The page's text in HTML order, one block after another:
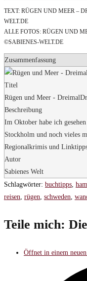
TEXT: RÜGEN UND MEER –
WELT.DE
ALLE FOTOS: RÜGEN UND
©SABIENES-WELT.DE
Zusammenfassung
Titel
Rügen und Meer -
Beschreibung
Im Oktober habe ich
Stockholm und noch vieles
Regionalkrimis und
Autor
Sabienes Welt
Schlagwörter: buchtipps
reisen rügen schweden
Teile mich:
Öffnet in einem